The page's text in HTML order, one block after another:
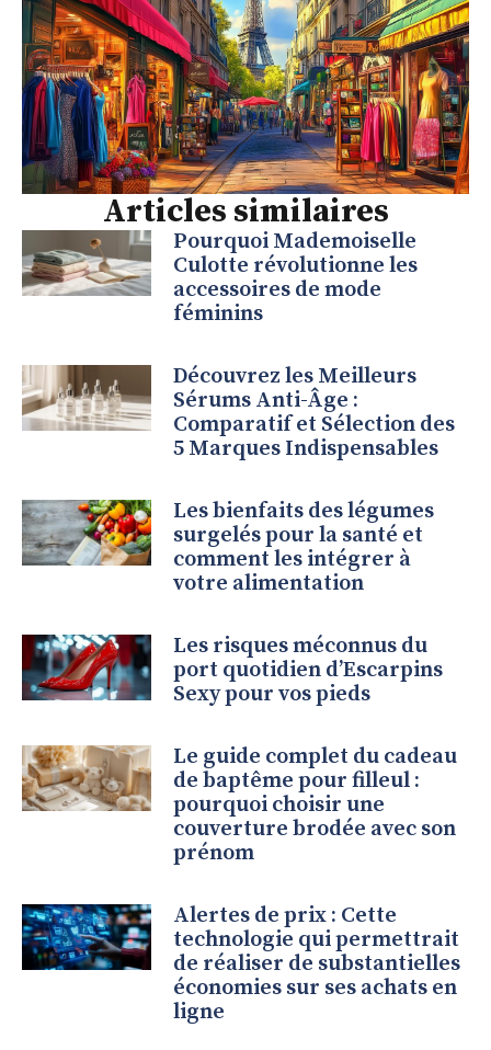
Articles similaires
Pourquoi Mademoiselle
Culotte révolutionne les
accessoires de mode
féminins
Découvrez les Meilleurs
Sérums Anti-Âge :
Comparatif et Sélection des
5 Marques Indispensables
Les bienfaits des légumes
surgelés pour la santé et
comment les intégrer à
votre alimentation
Les risques méconnus du
port quotidien d’Escarpins
Sexy pour vos pieds
Le guide complet du cadeau
de baptême pour filleul :
pourquoi choisir une
couverture brodée avec son
prénom
Alertes de prix : Cette
technologie qui permettrait
de réaliser de substantielles
économies sur ses achats en
ligne